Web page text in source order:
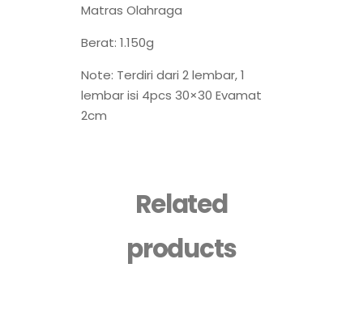
Matras Olahraga
Berat: 1.150g
Note: Terdiri dari 2 lembar, 1
lembar isi 4pcs 30×30 Evamat
2cm
Related
products